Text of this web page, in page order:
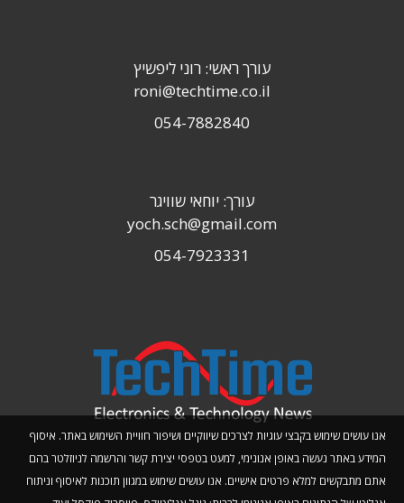
אנו עושים שימוש בקבצי עוגיות לצרכים שיווקיים ושיפור חוויית השימוש באתר. איסוף
המידע באתר נעשה באופן אנונימי, למעט בטפסי יצירת קשר והרשמה לניוזלטר בהם
אתם מתבקשים למלא פרטים אישיים. אנו עושים שימוש במגוון תוכנות לאיסוף וניתוח
עורך ראשי: רוני ליפשיץ
roni@techtime.co.il
054-7882840
עורך: יוחאי שוויגר
yoch.sch@gmail.com
054-7923331